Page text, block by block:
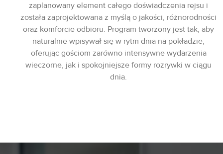
zaplanowany element całego doświadczenia rejsu i
została zaprojektowana z myślą o jakości, różnorodności
oraz komforcie odbioru. Program tworzony jest tak, aby
naturalnie wpisywał się w rytm dnia na pokładzie,
oferując gościom zarówno intensywne wydarzenia
wieczorne, jak i spokojniejsze formy rozrywki w ciągu
dnia.